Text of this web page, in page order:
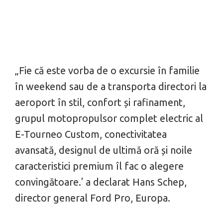
„Fie că este vorba de o excursie în familie
în weekend sau de a transporta directori la
aeroport în stil, confort și rafinament,
grupul motopropulsor complet electric al
E-Tourneo Custom, conectivitatea
avansată, designul de ultimă oră și noile
caracteristici premium îl fac o alegere
convingătoare.' a declarat Hans Schep,
director general Ford Pro, Europa.